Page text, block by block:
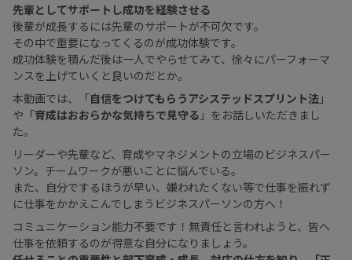
先輩としてサポートし成功を経験させる
後輩が成長するには先輩のサポートが不可欠です。
その中で重要になってくるのが成功体験です。
成功体験を積んだ後は一人でやらせてみて、徐々にパーフォーマ
ンスを上げていくと良いのだとか。
本動画では、「自信をつけてもらうアシステッドスプリント法 」
や「育成はおおらかな気持ちで見守る 」をお話しいただきまし
た。
リーダーや先輩など、育成やマネジメントの立場のビジネスパー
ソン。チームワークが悪いことに悩んでいる。
また、自分でするほうが早い、嫌われたくない等で仕事を振れず
に仕事をかかえこんでしまうビジネスパーソンの方へ！
コミュニケーション能力不要です！無責任と言われようと、皆へ
仕事を依頼するのが得意な自分になりましょう。